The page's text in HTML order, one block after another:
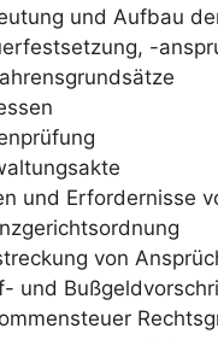
und Aufbau
-
und Erfordernisse
von
und